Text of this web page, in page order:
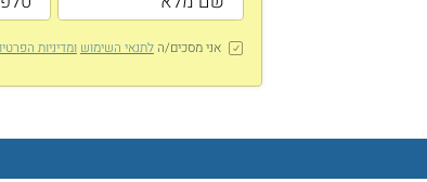
אני מסכים/הלתנאי השימוש ומדיניות